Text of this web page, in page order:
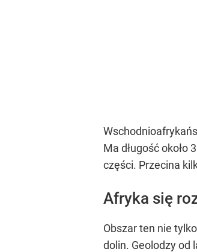
Ma długość około
części. Przecina
Afryka się
Obszar ten nie
dolin. Geolodzy od